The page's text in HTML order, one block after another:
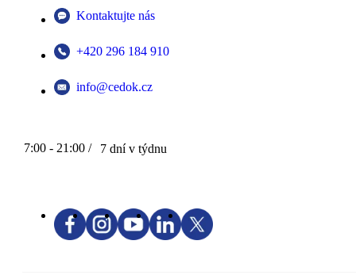
Kontaktujte nás
+420 296 184 910
info@cedok.cz
7:00 - 21:00 / 7 dní v týdnu